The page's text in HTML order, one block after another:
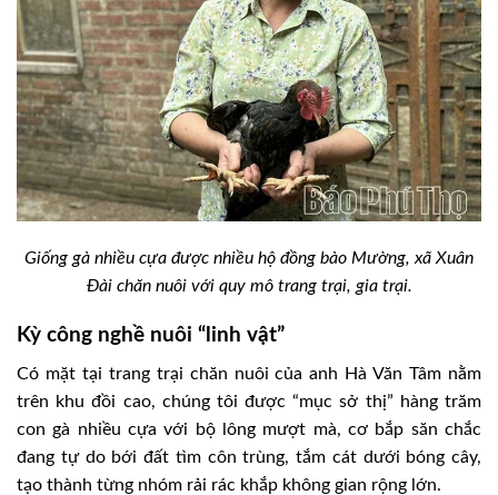
Giống gà nhiều cựa được nhiều hộ đồng bào Mường, xã Xuân
Đài chăn nuôi với quy mô trang trại, gia trại.
Kỳ công nghề nuôi “linh vật”
Có mặt tại trang trại chăn nuôi của anh Hà Văn Tâm nằm
trên khu đồi cao, chúng tôi được “mục sở thị” hàng trăm
con gà nhiều cựa với bộ lông mượt mà, cơ bắp săn chắc
đang tự do bới đất tìm côn trùng, tắm cát dưới bóng cây,
tạo thành từng nhóm rải rác khắp không gian rộng lớn.